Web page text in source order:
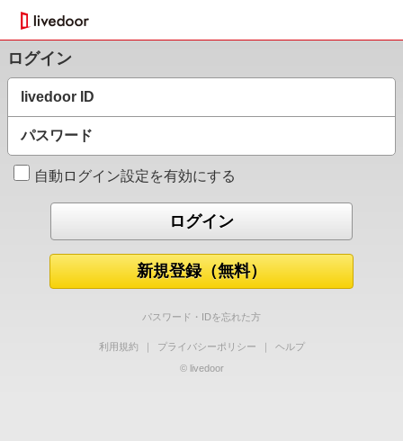
ログイン
livedoor ID
パスワード
自動ログイン設定を有効にする
新規登録（無料）
パスワード・IDを忘れた方
利用規約 ｜ プライバシーポリシー ｜
ヘルプ
© livedoor